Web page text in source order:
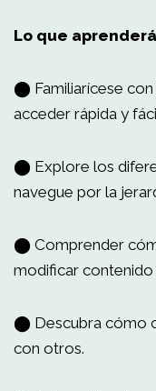
Lo que aprenderá
⬤ Familiarícese con
acceder rápida y
⬤ Explore los
navegue por la
⬤ Comprender
modificar contenido
⬤ Descubra cómo
con otros.